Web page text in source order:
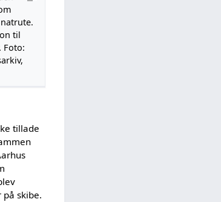
til
Foto:
tillade
skibe.